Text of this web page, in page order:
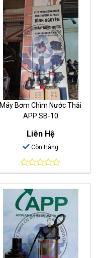
Máy Bơm Chìm Nước Thải
APP SB-10
Liên Hệ
Còn Hàng
0
out
of
5